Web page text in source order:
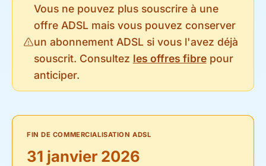
Vous ne pouvez plus souscrire à une
offre ADSL mais vous pouvez conserver
un abonnement ADSL si vous l'avez déjà
souscrit. Consultez les offres fibrepour
anticiper.
FIN DE COMMERCIALISATION ADSL
31 janvier 2026